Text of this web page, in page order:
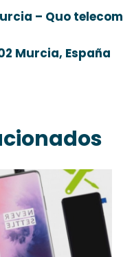
– Quo telecom
Murcia, España